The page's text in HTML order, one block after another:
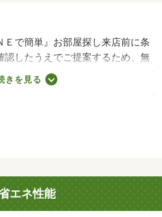
Ｅで簡単』お部屋探し来店前に条
認したうえでご提案するため、無
ありません。「何から始めれば
しくて来店の時間が取れない」そ
っと気軽に、もっとスムーズ
」「忙しくて来店の時間が取れな
ださい。まずはＬＩＮＥで条件を
しを、もっと気軽に、もっとスム
きを見る
エネ性能